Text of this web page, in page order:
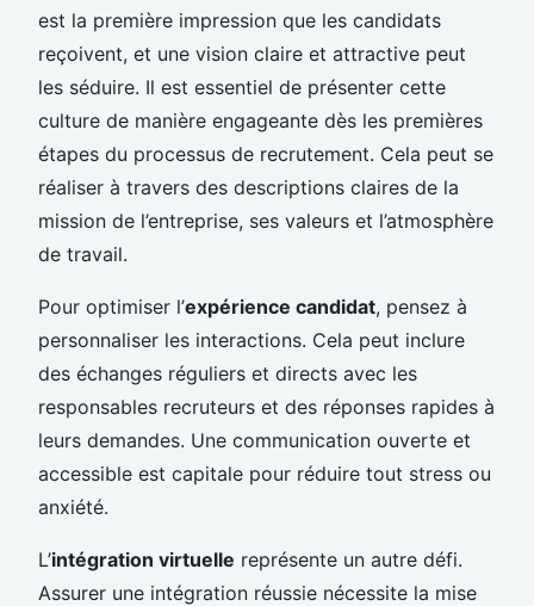
est la première impression que les candidats
reçoivent, et une vision claire et attractive peut
les séduire. Il est essentiel de présenter cette
culture de manière engageante dès les premières
étapes du processus de recrutement. Cela peut se
réaliser à travers des descriptions claires de la
mission de l’entreprise, ses valeurs et l’atmosphère
de travail.
Pour optimiser l’expérience candidat, pensez à
personnaliser les interactions. Cela peut inclure
des échanges réguliers et directs avec les
responsables recruteurs et des réponses rapides à
leurs demandes. Une communication ouverte et
accessible est capitale pour réduire tout stress ou
anxiété.
L’intégration virtuelle représente un autre défi.
Assurer une intégration réussie nécessite la mise